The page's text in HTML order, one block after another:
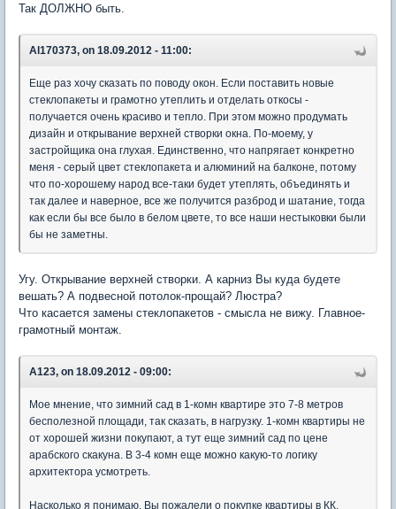
Так ДОЛЖНО быть.
Al170373, on 18.09.2012 - 11:00:
Еще раз хочу сказать по поводу окон. Если поставить новые
стеклопакеты и грамотно утеплить и отделать откосы -
получается очень красиво и тепло. При этом можно продумать
дизайн и открывание верхней створки окна. По-моему, у
застройщика она глухая. Единственно, что напрягает конкретно
меня - серый цвет стеклопакета и алюминий на балконе, потому
что по-хорошему народ все-таки будет утеплять, объединять и
так далее и наверное, все же получится разброд и шатание, тогда
как если бы все было в белом цвете, то все наши нестыковки были
бы не заметны.
Угу. Открывание верхней створки. А карниз Вы куда будете
вешать? А подвесной потолок-прощай? Люстра?
Что касается замены стеклопакетов - смысла не вижу. Главное-
грамотный монтаж.
A123, on 18.09.2012 - 09:00:
Мое мнение, что зимний сад в 1-комн квартире это 7-8 метров
бесполезной площади, так сказать, в нагрузку. 1-комн квартиры не
от хорошей жизни покупают, а тут еще зимний сад по цене
арабского скакуна. В 3-4 комн еще можно какую-то логику
архитектора усмотреть.
Насколько я понимаю, Вы пожалели о покупке квартиры в КК.